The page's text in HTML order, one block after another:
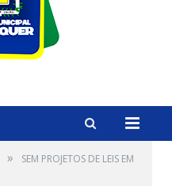
»
SEM PROJETOS DE LEIS EM